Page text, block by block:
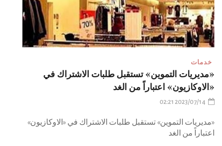
خدمات
«مديريات التموين» تستقبل طلبات الاشتراك في
«الاوكازيون» اعتباراً من الغد
2023/07/14 02:21
«مديريات التموين» تستقبل طلبات الاشتراك في «الاوكازيون»
اعتباراً من الغد